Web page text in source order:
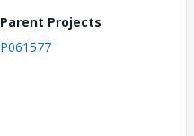
Parent Projects
P061577